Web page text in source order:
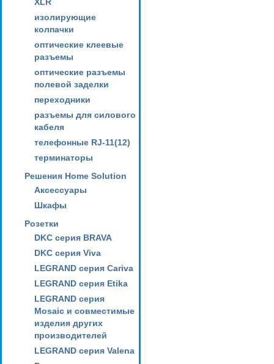
изолирующие
колпачки
оптические клеевые
разъемы
оптические разъемы
полевой заделки
переходники
разъемы для силового
кабеля
телефонные RJ-11(12)
терминаторы
Решения Home Solution
Аксессуары
Шкафы
Розетки
DKC серия BRAVA
DKC серия Viva
LEGRAND серия Cariva
LEGRAND серия Etika
LEGRAND серия
Mosaic и совместимые
изделия других
производителей
LEGRAND серия Valena